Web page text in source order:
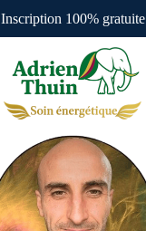
Inscription 100% gratuite